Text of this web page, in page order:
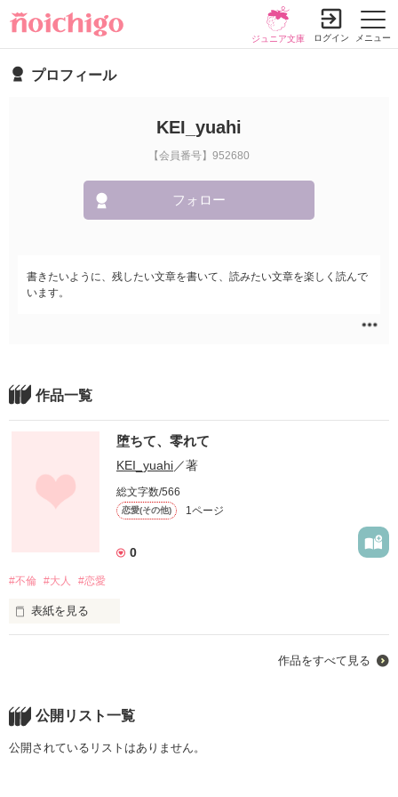
メニュー
ジュニア文庫 ログイン
プロフィール
KEI_yuahi
【会員番号】952680
フォロー
書きたいように、残したい文章を書いて、読みたい文章を楽しく読んで
います。
作品一覧
堕ちて、零れて
KEI_yuahi／著
総文字数/566
恋愛(その他) 1ページ
0
#不倫 #大人 #恋愛
表紙を見る
作品をすべて見る
公開リスト一覧
公開されているリストはありません。